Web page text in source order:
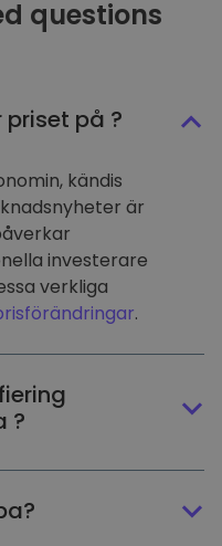
questions
på ?
kändis
är
investerare
verkliga
.
?